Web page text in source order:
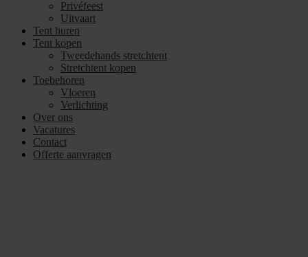
Privéfeest
Uitvaart
Tent huren
Tent kopen
Tweedehands stretchtent
Stretchtent kopen
Toebehoren
Vloeren
Verlichting
Over ons
Vacatures
Contact
Offerte aanvragen